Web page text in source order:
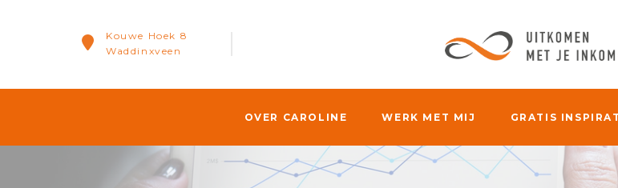
Kouwe Hoek 8
Waddinxveen
OVER CAROLINE WERK MET MIJ GRATIS